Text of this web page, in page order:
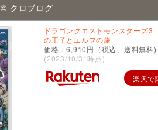
© クロブログ
ドラゴンクエストモンスターズ
の王子とエルフの旅
価格：6,910円（税込、送料無料)
(2023/10/31時点)
楽天で